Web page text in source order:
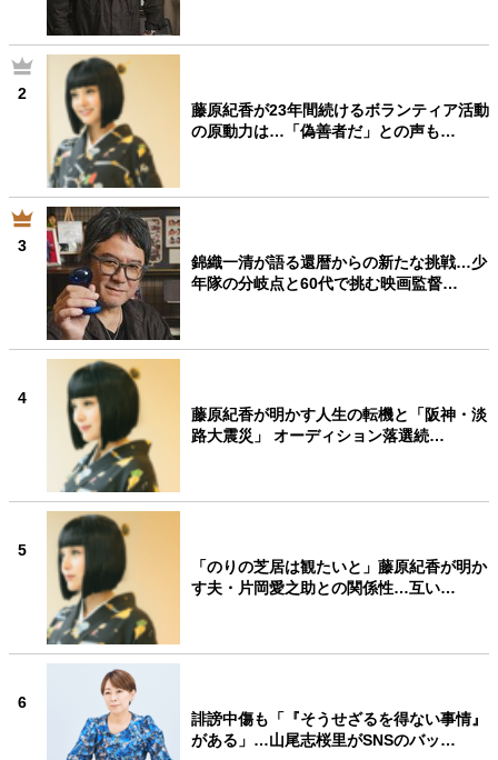
2
藤原紀香が23年間続けるボランティア活動
の原動力は…「偽善者だ」との声も…
3
錦織一清が語る還暦からの新たな挑戦…少
年隊の分岐点と60代で挑む映画監督…
4
藤原紀香が明かす人生の転機と「阪神・淡
路大震災」 オーディション落選続…
5
「のりの芝居は観たいと」藤原紀香が明か
す夫・片岡愛之助との関係性…互い…
6
誹謗中傷も「『そうせざるを得ない事情』
がある」…山尾志桜里がSNSのバッ…